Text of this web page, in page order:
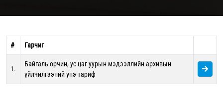
# Гарчиг
1.
Байгаль орчин, ус цаг уурын мэдээллийн архивын
үйлчилгээний үнэ тариф